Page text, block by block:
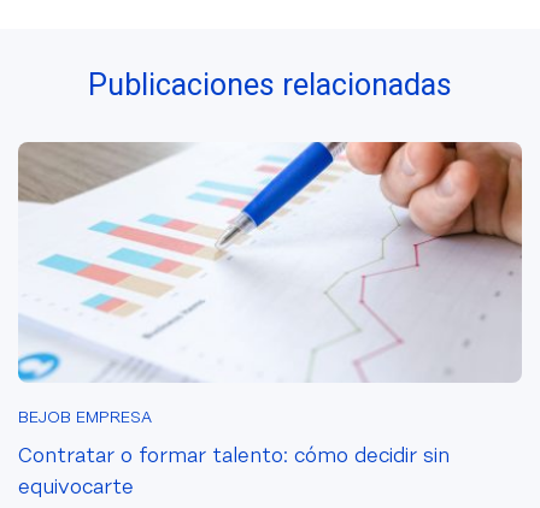
Estrategia
Publicaciones relacionadas
BEJOB EMPRESA
Contratar o formar talento: cómo decidir sin
equivocarte